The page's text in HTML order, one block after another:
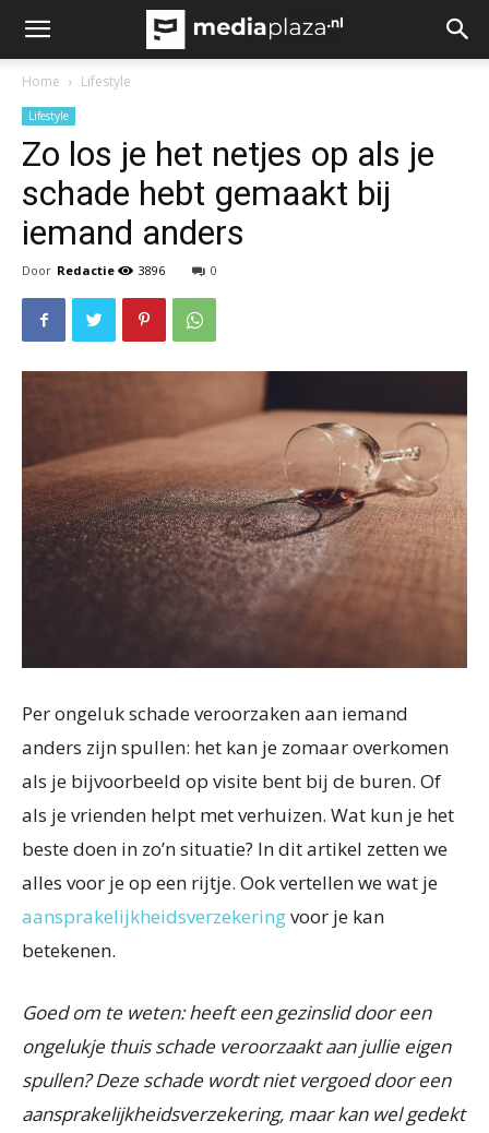
Home Lifestyle
Lifestyle
Zo los je het netjes op als je
schade hebt gemaakt bij
iemand anders
Door Redactie 3896 0
Per ongeluk schade veroorzaken aan iemand
anders zijn spullen: het kan je zomaar overkomen
als je bijvoorbeeld op visite bent bij de buren. Of
als je vrienden helpt met verhuizen. Wat kun je het
beste doen in zo’n situatie? In dit artikel zetten we
alles voor je op een rijtje. Ook vertellen we wat je
aansprakelijkheidsverzekeringvoor je kan
betekenen.
Goed om te weten: heeft een gezinslid door een
ongelukje thuis schade veroorzaakt aan jullie eigen
spullen? Deze schade wordt niet vergoed door een
aansprakelijkheidsverzekering, maar kan wel gedekt